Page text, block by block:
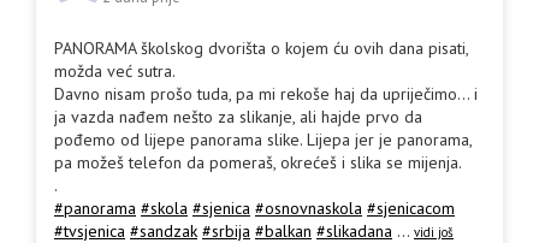
PANORAMA školskog dvorišta o kojem ću ovih dana pisati,
možda već sutra.
Davno nisam prošo tuda, pa mi rekoše haj da upriječimo... i
ja vazda nađem nešto za slikanje, ali hajde prvo da
pođemo od lijepe panorama slike. Lijepa jer je panorama,
pa možeš telefon da pomeraš, okrećeš i slika se mijenja.
.
#panorama #skola #sjenica #osnovnaskola #sjenicacom
#tvsjenica #sandzak #srbija #balkan #slikadana ... vidi još